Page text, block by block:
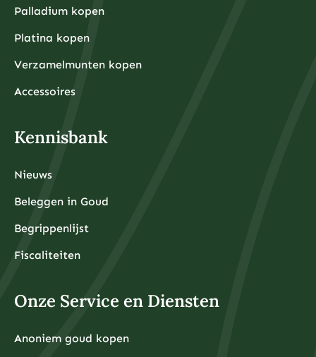
Palladium kopen
Platina kopen
Verzamelmunten kopen
Accessoires
Kennisbank
Nieuws
Beleggen in Goud
Begrippenlijst
Fiscaliteiten
Onze Service en Diensten
Anoniem goud kopen